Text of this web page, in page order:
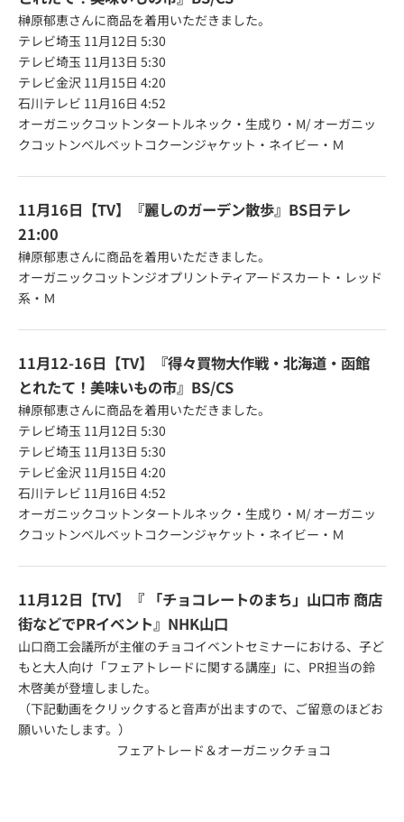
榊原郁恵さんに商品を着用いただきました。
テレビ埼玉 11月12日 5:30
テレビ埼玉 11月13日 5:30
テレビ金沢 11月15日 4:20
石川テレビ 11月16日 4:52
オーガニックコットンタートルネック・生成り・M/ オーガニッ
クコットンベルベットコクーンジャケット・ネイビー・Ｍ
11月16日【TV】『麗しのガーデン散歩』BS日テレ
21:00
榊原郁恵さんに商品を着用いただきました。
オーガニックコットンジオプリントティアードスカート・レッド
系・Ｍ
11月12-16日【TV】『得々買物大作戦・北海道・函館
とれたて！美味いもの市』BS/CS
榊原郁恵さんに商品を着用いただきました。
テレビ埼玉 11月12日 5:30
テレビ埼玉 11月13日 5:30
テレビ金沢 11月15日 4:20
石川テレビ 11月16日 4:52
オーガニックコットンタートルネック・生成り・M/ オーガニッ
クコットンベルベットコクーンジャケット・ネイビー・Ｍ
11月12日【TV】『 「チョコレートのまち」山口市 商店
街などでPRイベント』NHK山口
山口商工会議所が主催のチョコイベントセミナーにおける、子ど
もと大人向け「フェアトレードに関する講座」に、PR担当の鈴
木啓美が登壇しました。
（下記動画をクリックすると音声が出ますので、ご留意のほどお
願いいたします。）
フェアトレード＆オーガニックチョコ